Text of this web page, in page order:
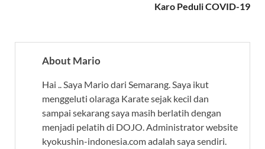
Karo Peduli COVID-19
About Mario
Hai .. Saya Mario dari Semarang. Saya ikut
menggeluti olaraga Karate sejak kecil dan
sampai sekarang saya masih berlatih dengan
menjadi pelatih di DOJO. Administrator website
kyokushin-indonesia.com adalah saya sendiri.